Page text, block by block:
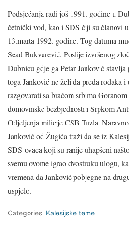
Podsjećanja radi još 1991. godine u
četnički vod, kao i SDS čiji su članovi
13.marta 1992. godine. Tog datuma
Sead Bukvarević. Poslije izvršenog
Dubnicu gdje ga Petar Janković
toga Janković ne želi da preda rođaka i
razgovarati sa braćom srbima
domovinske bezbjednosti i Srpkom
Odjeljenja milicije CSB Tuzla.
Janković od Žugića traži da se iz
SDS-ovaca koji su ranije uhapšeni
svemu ovome igrao dvostruku ulogu,
vremena da Janković pobjegne na
uspjelo.
Categories: Kalesijske teme